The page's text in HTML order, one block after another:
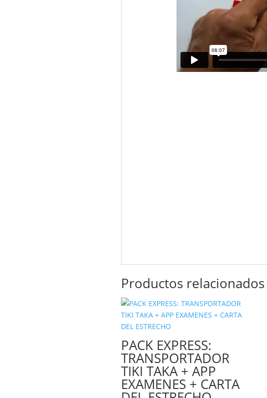
Productos relacionados
PACK EXPRESS:
TRANSPORTADOR
TIKI TAKA + APP
EXAMENES + CARTA